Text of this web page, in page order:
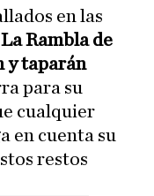
en las
La Rambla de
y taparán
para su
cualquier
en cuenta su
restos